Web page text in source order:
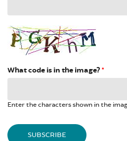
What code is in the image? *
Enter the characters shown in the